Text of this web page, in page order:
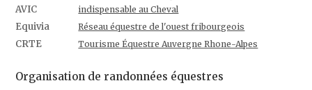
AVIC
indispensable au Cheval
Equivia Réseau équestre de l'ouest fribourgeois
CRTE Tourisme Équestre Auvergne Rhone-Alpes
Organisation de randonnées équestres